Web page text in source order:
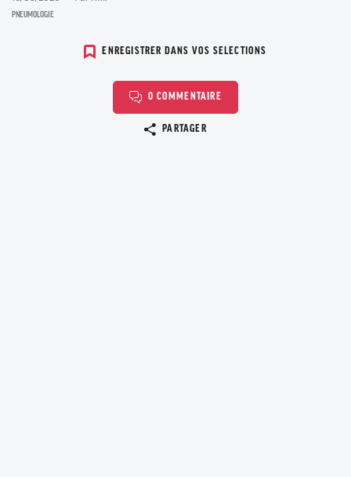
PNEUMOLOGIE
ENREGISTRER DANS VOS SELECTIONS
0 COMMENTAIRE
PARTAGER